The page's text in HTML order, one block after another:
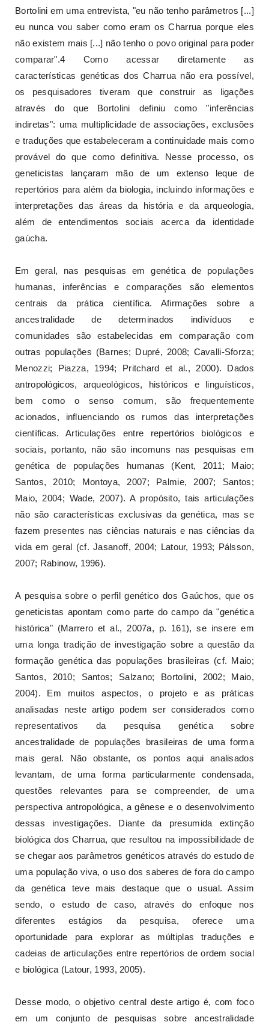
Bortolini em uma entrevista, "eu não tenho parâmetros [...]
eu nunca vou saber como eram os Charrua porque eles
não existem mais [...] não tenho o povo original para poder
comparar".4 Como acessar diretamente as
características genéticas dos Charrua não era possível,
os pesquisadores tiveram que construir as ligações
através do que Bortolini definiu como "inferências
indiretas": uma multiplicidade de associações, exclusões
e traduções que estabeleceram a continuidade mais como
provável do que como definitiva. Nesse processo, os
geneticistas lançaram mão de um extenso leque de
repertórios para além da biologia, incluindo informações e
interpretações das áreas da história e da arqueologia,
além de entendimentos sociais acerca da identidade
gaúcha.
Em geral, nas pesquisas em genética de populações
humanas, inferências e comparações são elementos
centrais da prática científica. Afirmações sobre a
ancestralidade de determinados indivíduos e
comunidades são estabelecidas em comparação com
outras populações (Barnes; Dupré, 2008; Cavalli-Sforza;
Menozzi; Piazza, 1994; Pritchard et al., 2000). Dados
antropológicos, arqueológicos, históricos e linguísticos,
bem como o senso comum, são frequentemente
acionados, influenciando os rumos das interpretações
científicas. Articulações entre repertórios biológicos e
sociais, portanto, não são incomuns nas pesquisas em
genética de populações humanas (Kent, 2011; Maio;
Santos, 2010; Montoya, 2007; Palmie, 2007; Santos;
Maio, 2004; Wade, 2007). A propósito, tais articulações
não são características exclusivas da genética, mas se
fazem presentes nas ciências naturais e nas ciências da
vida em geral (cf. Jasanoff, 2004; Latour, 1993; Pálsson,
2007; Rabinow, 1996).
A pesquisa sobre o perfil genético dos Gaúchos, que os
geneticistas apontam como parte do campo da "genética
histórica" (Marrero et al., 2007a, p. 161), se insere em
uma longa tradição de investigação sobre a questão da
formação genética das populações brasileiras (cf. Maio;
Santos, 2010; Santos; Salzano; Bortolini, 2002; Maio,
2004). Em muitos aspectos, o projeto e as práticas
analisadas neste artigo podem ser considerados como
representativos da pesquisa genética sobre
ancestralidade de populações brasileiras de uma forma
mais geral. Não obstante, os pontos aqui analisados
levantam, de uma forma particularmente condensada,
questões relevantes para se compreender, de uma
perspectiva antropológica, a gênese e o desenvolvimento
dessas investigações. Diante da presumida extinção
biológica dos Charrua, que resultou na impossibilidade de
se chegar aos parâmetros genéticos através do estudo de
uma população viva, o uso dos saberes de fora do campo
da genética teve mais destaque que o usual. Assim
sendo, o estudo de caso, através do enfoque nos
diferentes estágios da pesquisa, oferece uma
oportunidade para explorar as múltiplas traduções e
cadeias de articulações entre repertórios de ordem social
e biológica (Latour, 1993, 2005).
Desse modo, o objetivo central deste artigo é, com foco
em um conjunto de pesquisas sobre ancestralidade